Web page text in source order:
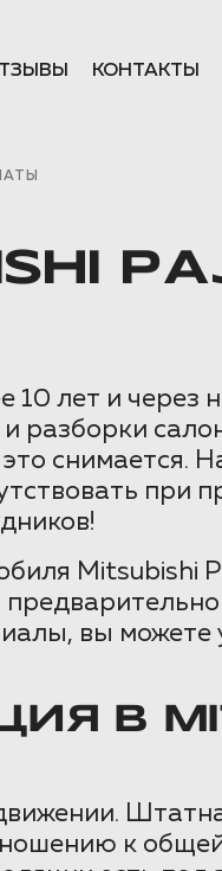
КОНТАКТЫ
лет и через
разборки
снимается.
при
Mitsubishi
вы
к